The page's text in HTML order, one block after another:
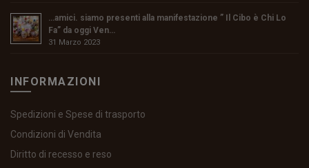
…amici. siamo presenti alla manifestazione ” Il Cibo è Chi Lo
Fa” da oggi Ven…
31 Marzo 2023
INFORMAZIONI
Spedizioni e Spese di trasporto
Condizioni di Vendita
Diritto di recesso e reso